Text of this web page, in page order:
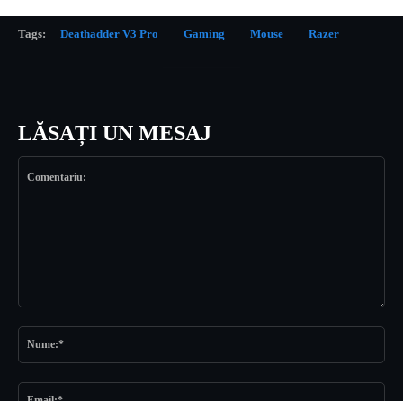
Tags: Deathadder V3 Pro Gaming Mouse Razer
LĂSAȚI UN MESAJ